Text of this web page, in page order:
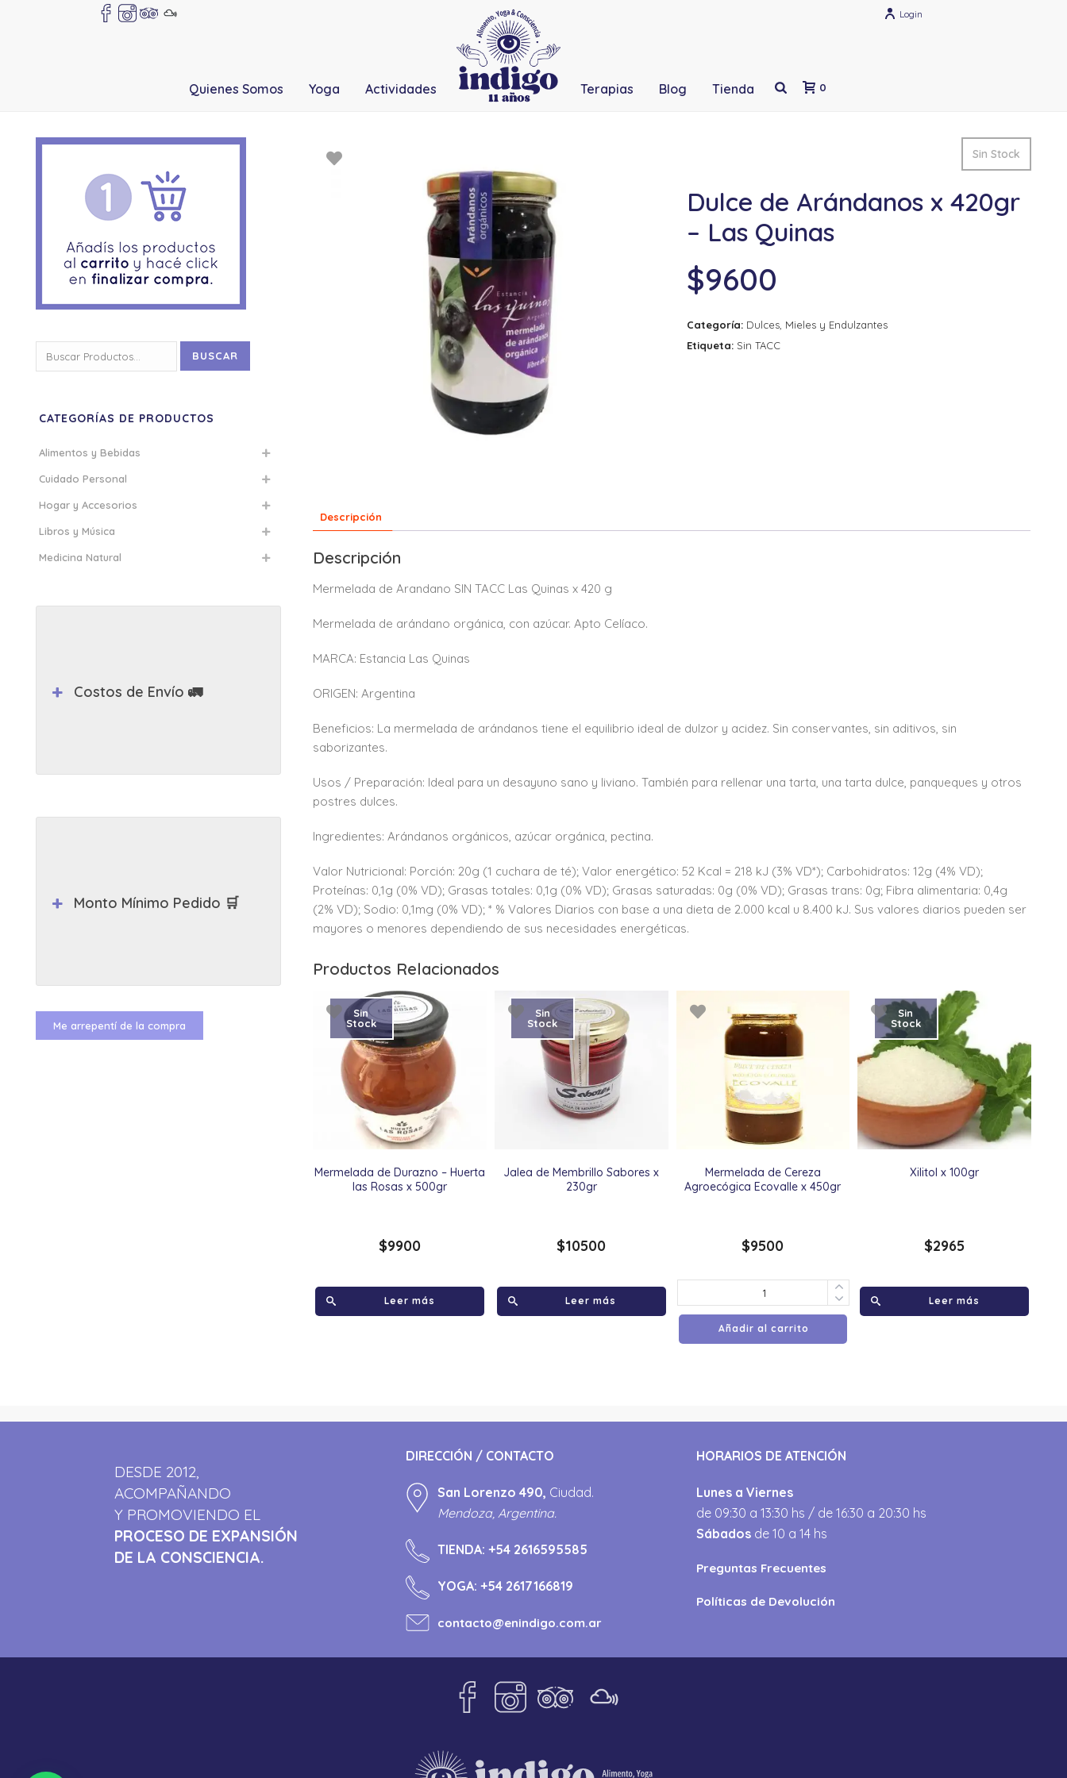
Login
Quienes Somos Yoga Actividades Terapias Blog Tienda 0
Sin Stock
Dulce de Arándanos x 420gr
– Las Quinas
$9600
Categoría: Dulces, Mieles y Endulzantes
Etiqueta: Sin TACC
Descripción
Descripción
Mermelada de Arandano SIN TACC Las Quinas x 420 g
Mermelada de arándano orgánica, con azúcar. Apto Celíaco.
MARCA: Estancia Las Quinas
ORIGEN: Argentina
Beneficios: La mermelada de arándanos tiene el equilibrio ideal de dulzor y acidez. Sin conservantes, sin aditivos, sin
saborizantes.
Usos / Preparación: Ideal para un desayuno sano y liviano. También para rellenar una tarta, una tarta dulce, panqueques y otros
postres dulces.
Ingredientes: Arándanos orgánicos, azúcar orgánica, pectina.
Valor Nutricional: Porción: 20g (1 cuchara de té); Valor energético: 52 Kcal = 218 kJ (3% VD*); Carbohidratos: 12g (4% VD);
Proteínas: 0,1g (0% VD); Grasas totales: 0,1g (0% VD); Grasas saturadas: 0g (0% VD); Grasas trans: 0g; Fibra alimentaria: 0,4g
(2% VD); Sodio: 0,1mg (0% VD); * % Valores Diarios con base a una dieta de 2.000 kcal u 8.400 kJ. Sus valores diarios pueden ser
mayores o menores dependiendo de sus necesidades energéticas.
Productos Relacionados
Mermelada de Durazno – Huerta
las Rosas x 500gr
Sin
Stock
$9900
Leer más
Jalea de Membrillo Sabores x
230gr
Sin
Stock
$10500
Leer más
Mermelada de Cereza
Agroecógica Ecovalle x 450gr
$9500
Añadir al carrito
Xilitol x 100gr
Sin
Stock
$2965
Leer más
por:
BUSCAR
CATEGORÍAS DE PRODUCTOS
Alimentos y Bebidas
Cuidado Personal
Hogar y Accesorios
Libros y Música
Medicina Natural
Costos de Envío 🚛
Monto Mínimo Pedido 🛒
Me arrepentí de la compra
DESDE 2012,
ACOMPAÑANDO
Y PROMOVIENDO EL
PROCESO DE EXPANSIÓN
DE LA CONSCIENCIA.
DIRECCIÓN / CONTACTO
San Lorenzo 490, Ciudad.
Mendoza, Argentina.
TIENDA: +54 2616595585
YOGA: +54 2617166819
contacto@enindigo.com.ar
HORARIOS DE ATENCIÓN
Lunes a Viernes
de 09:30 a 13:30 hs / de 16:30 a 20:30 hs
Sábados de 10 a 14 hs
Preguntas Frecuentes
Políticas de Devolución